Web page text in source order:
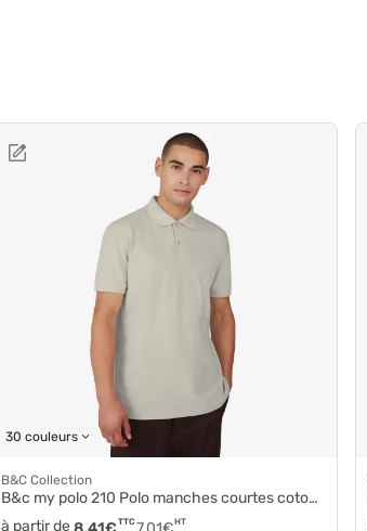
30 couleurs
B&C Collection
B&c my polo 210 Polo manches courtes coton pu426
à partir de
HT
TTC